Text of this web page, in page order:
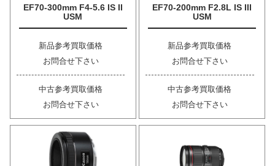
EF70-300mm F4-5.6 IS II
USM
新品参考買取価格
お問合せ下さい
中古参考買取価格
お問合せ下さい
EF70-200mm F2.8L IS III
USM
新品参考買取価格
お問合せ下さい
中古参考買取価格
お問合せ下さい